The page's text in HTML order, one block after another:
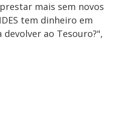
mais sem novos
tem dinheiro em
devolver ao Tesouro?",